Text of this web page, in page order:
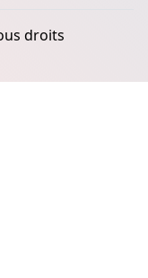
droits